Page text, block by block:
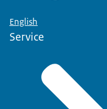
English
Service